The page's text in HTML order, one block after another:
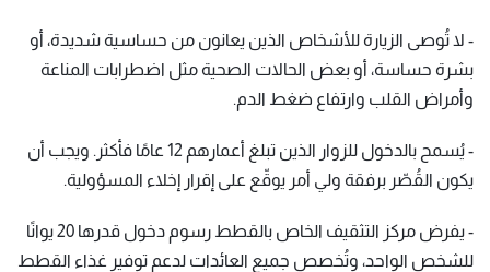
- لا تُوصى الزيارة للأشخاص الذين يعانون من حساسية شديدة، أو
بشرة حساسة، أو بعض الحالات الصحية مثل اضطرابات المناعة
وأمراض القلب وارتفاع ضغط الدم.
- يُسمح بالدخول للزوار الذين تبلغ أعمارهم 12 عامًا فأكثر. ويجب أن
يكون القُصّر برفقة ولي أمر يوقّع على إقرار إخلاء المسؤولية.
- يفرض مركز التثقيف الخاص بالقطط رسوم دخول قدرها 20 يوانًا
للشخص الواحد، وتُخصص جميع العائدات لدعم توفير غذاء القطط